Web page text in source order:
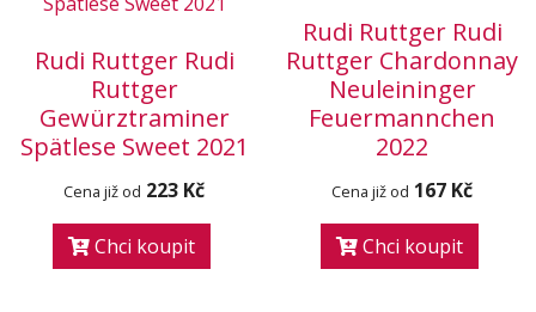
Rudi Ruttger Rudi
Ruttger
Gewürztraminer
Spätlese Sweet 2021
Cena již od 223 Kč
Chci koupit
Rudi Ruttger Rudi
Ruttger Chardonnay
Neuleininger
Feuermannchen
2022
Cena již od 167 Kč
Chci koupit